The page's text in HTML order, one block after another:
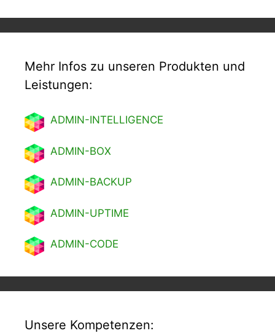
Mehr Infos zu unseren Produkten und
Leistungen:
ADMIN-INTELLIGENCE
ADMIN-BOX
ADMIN-BACKUP
ADMIN-UPTIME
ADMIN-CODE
Unsere Kompetenzen: